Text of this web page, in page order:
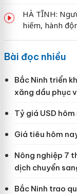
HÀ TĨNH:
hiếm, hành
Bài đọc nhiều
Bắc Ninh triển
xăng dầu phục
Tỷ giá USD
Giá tiêu hôm
Nông nghiệp 7
dịch chuyển
Bắc Ninh trao